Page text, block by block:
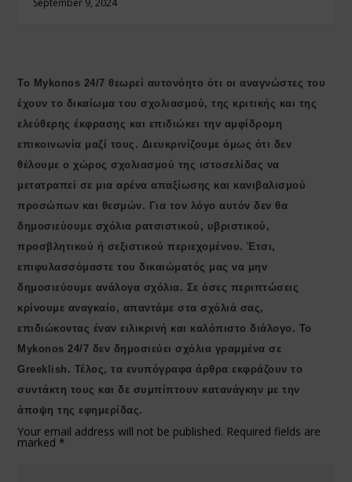
Το Mykonos 24/7 θεωρεί αυτονόητο ότι οι αναγνώστες του
έχουν το δικαίωμα του σχολιασμού, της κριτικής και της
ελεύθερης έκφρασης και επιδιώκει την αμφίδρομη
επικοινωνία μαζί τους. Διευκρινίζουμε όμως ότι δεν
θέλουμε ο χώρος σχολιασμού της ιστοσελίδας να
μετατραπεί σε μια αρένα απαξίωσης και κανιβαλισμού
προσώπων και θεσμών. Για τον λόγο αυτόν δεν θα
δημοσιεύουμε σχόλια ρατσιστικού, υβριστικού,
προσβλητικού ή σεξιστικού περιεχομένου. Έτσι,
επιφυλασσόμαστε του δικαιώματός μας να μην
δημοσιεύουμε ανάλογα σχόλια. Σε όσες περιπτώσεις
κρίνουμε αναγκαίο, απαντάμε στα σχόλιά σας,
επιδιώκοντας έναν ειλικρινή και καλόπιστο διάλογο. Το
Μykonos 24/7 δεν δημοσιεύει σχόλια γραμμένα σε
Greeklish. Τέλος, τα ενυπόγραφα άρθρα εκφράζουν το
συντάκτη τους και δε συμπίπτουν κατανάγκην με την
άποψη της εφημερίδας.
Your email address will not be published. Required fields are
marked *